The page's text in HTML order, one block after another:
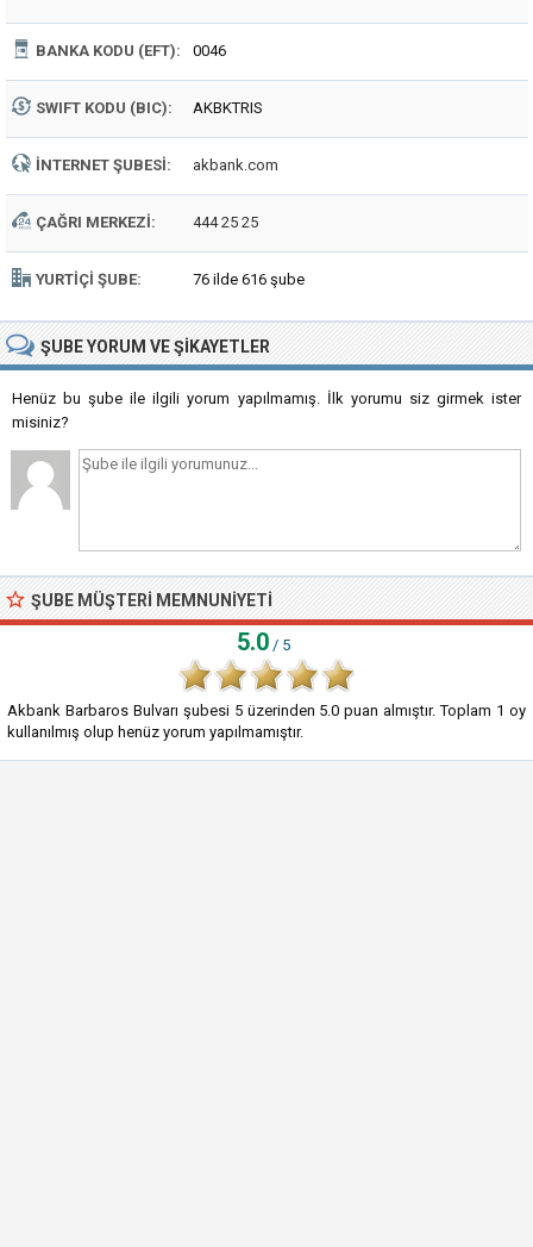
BANKA KODU (EFT): 0046
SWIFT KODU (BIC): AKBKTRIS
İNTERNET ŞUBESI: akbank.com
ÇAĞRI MERKEZI: 444 25 25
YURTIÇI ŞUBE: 76 ilde 616 şube
ŞUBEYORUM VE ŞIKAYETLER
Henüz bu şube ile ilgili yorum yapılmamış. İlk yorumu siz girmek ister
misiniz?
ŞUBE MÜŞTERI MEMNUNIYETI
5.0 / 5
Akbank Barbaros Bulvarı şubesi 5üzerinden 5.0 puan almıştır. Toplam 1 oy
kullanılmış olup henüz yorum yapılmamıştır.